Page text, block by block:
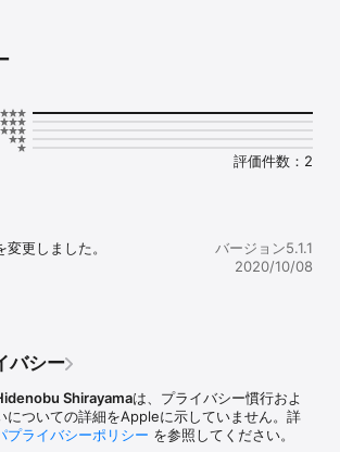
も予約をリクエストができます！
時を指定して、リクエストを送信できます。
カードをアプリでまとめて管理できます。
がGETできます！
能では、登録した前日にプッシュ通知が届く
ターネット通信を利用して最新情報を表示し
いただけない端末がございます。
評価件数：2
更しました。
バージョン5.1.1
2020/10/08
バシー
Shirayamaは、プライバシー慣行およ
についての詳細をAppleに示していません。詳
プライバシーポリシー を参照してください。